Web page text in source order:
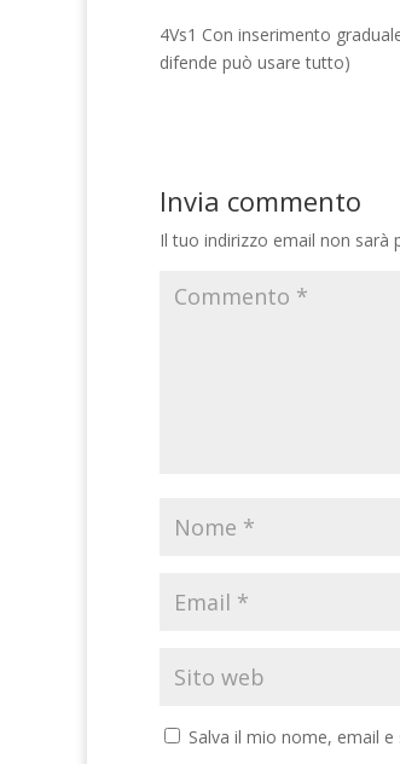
4Vs1 Con inserimento
difende può usare tutto)
Invia commento
Il tuo indirizzo email non sarà
Salva il mio nome, email